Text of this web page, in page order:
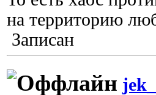
на территорию
Записан